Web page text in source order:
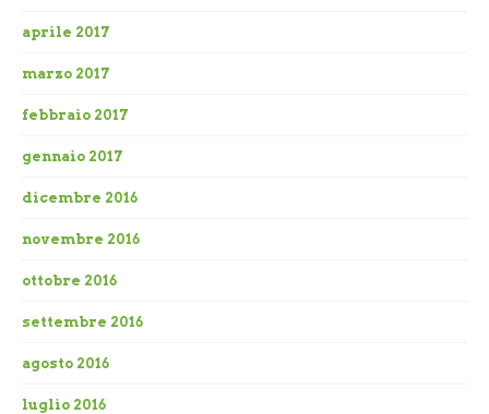
aprile 2017
marzo 2017
febbraio 2017
gennaio 2017
dicembre 2016
novembre 2016
ottobre 2016
settembre 2016
agosto 2016
luglio 2016